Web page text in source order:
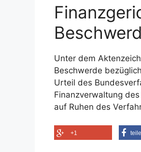
Unter dem
Beschwerde
Urteil des
Finanzverwaltung
auf Ruhen des
+1